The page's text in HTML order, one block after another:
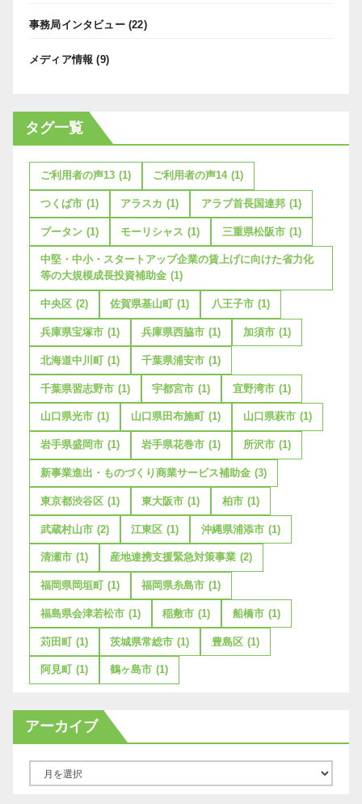
事務局インタビュー(22)
メディア情報 (9)
タグ一覧
ご利用者の声13 (1) ご利用者の声14 (1)
つくば市 (1) アラスカ (1) アラブ首長国連邦 (1)
ブータン (1) モーリシャス (1) 三重県松阪市 (1)
中堅・中小・スタートアップ企業の賃上げに向けた省力化
等の大規模成長投資補助金 (1)
中央区 (2) 佐賀県基山町 (1) 八王子市 (1)
兵庫県宝塚市 (1) 兵庫県西脇市 (1) 加須市 (1)
北海道中川町 (1) 千葉県浦安市 (1)
千葉県習志野市 (1) 宇都宮市 (1) 宜野湾市 (1)
山口県光市 (1) 山口県田布施町 (1) 山口県萩市 (1)
岩手県盛岡市 (1) 岩手県花巻市 (1) 所沢市 (1)
新事業進出・ものづくり商業サービス補助金 (3)
東京都渋谷区 (1) 東大阪市 (1) 柏市 (1)
武蔵村山市 (2) 江東区 (1) 沖縄県浦添市 (1)
清瀬市 (1) 産地連携支援緊急対策事業 (2)
福岡県岡垣町 (1) 福岡県糸島市 (1)
福島県会津若松市 (1) 稲敷市 (1) 船橋市 (1)
苅田町 (1) 茨城県常総市 (1) 豊島区 (1)
阿見町 (1) 鶴ヶ島市 (1)
アーカイブ